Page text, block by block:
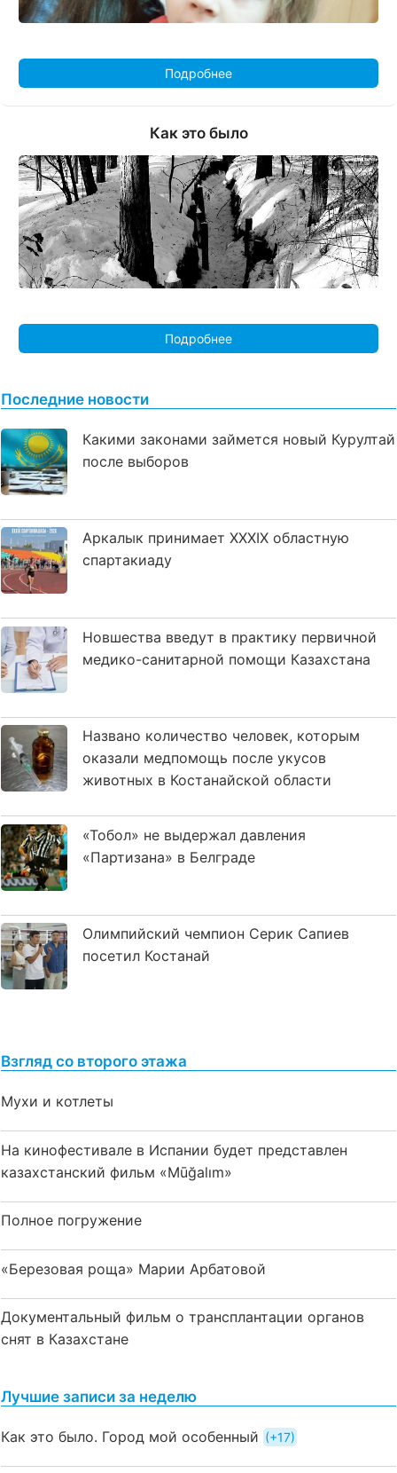
Подробнее
Как это было
Подробнее
Последние новости
Какими законами займется новый Курултай
после выборов
Аркалык принимает XXXIX областную
спартакиаду
Новшества введут в практику первичной
медико-санитарной помощи Казахстана
Названо количество человек, которым
оказали медпомощь после укусов
животных в Костанайской области
«Тобол» не выдержал давления
«Партизана» в Белграде
Олимпийский чемпион Серик Сапиев
посетил Костанай
Взгляд со второго этажа
Мухи и котлеты
На кинофестивале в Испании будет представлен
казахстанский фильм «Mūğalım»
Полное погружение
«Березовая роща» Марии Арбатовой
Документальный фильм о трансплантации органов
снят в Казахстане
Лучшие записи за неделю
Как это было. Город мой особенный +17